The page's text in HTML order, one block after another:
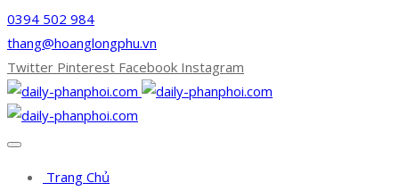
0394 502 984
thang@hoanglongphu.vn
Twitter Pinterest Facebook Instagram
Trang Chủ